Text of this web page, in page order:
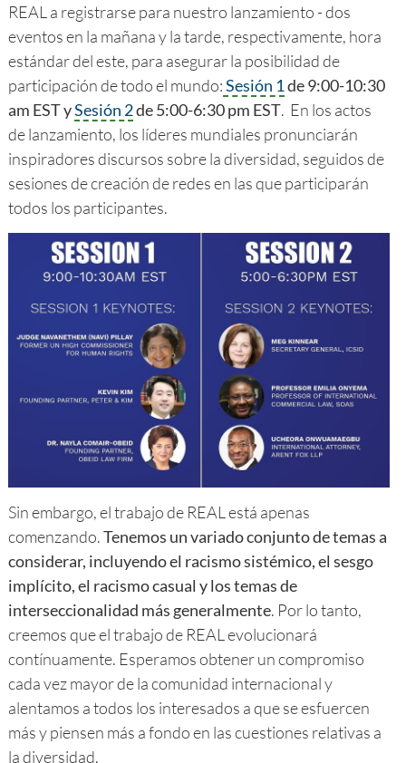
REAL a registrarse para nuestro lanzamiento - dos
eventos en la mañana y la tarde, respectivamente, hora
estándar del este, para asegurar la posibilidad de
participación de todo el mundo:Sesión 1de 9:00-10:30
am EST ySesión 2de 5:00-6:30 pm EST. En los actos
de lanzamiento, los líderes mundiales pronunciarán
inspiradores discursos sobre la diversidad, seguidos de
sesiones de creación de redes en las que participarán
todos los participantes.
Sin embargo, el trabajo de REAL está apenas
comenzando.Tenemos un variado conjunto de temas a
considerar, incluyendo el racismo sistémico, el sesgo
implícito, el racismo casual y los temas de
interseccionalidad más generalmente. Por lo tanto,
creemos que el trabajo de REAL evolucionará
contínuamente. Esperamos obtener un compromiso
cada vez mayor de la comunidad internacional y
alentamos a todos los interesados a que se esfuercen
más y piensen más a fondo en las cuestiones relativas a
la diversidad.